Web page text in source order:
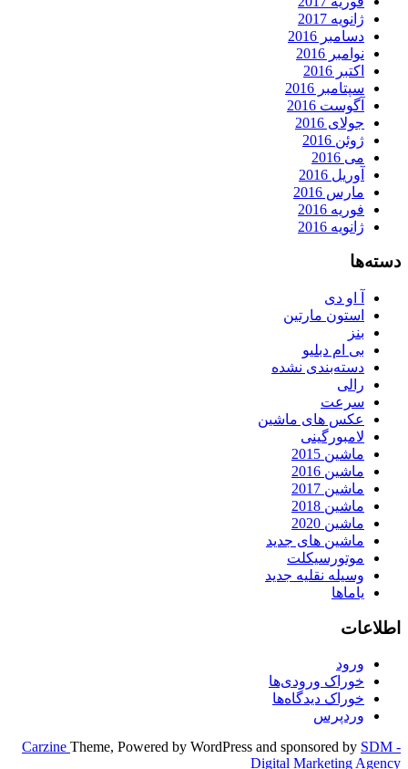
ژانویه 2017
دسامبر 2016
نوامبر 2016
اکتبر 2016
سپتامبر 2016
آگوست 2016
جولای 2016
ژوئن 2016
می 2016
آوریل 2016
مارس 2016
فوریه 2016
ژانویه 2016
دسته‌ها
آ او دی
استون مارتین
بنز
بی ام دبلیو
دسته‌بندی نشده
رالی
سرعت
عکس های ماشین
لامبورگینی
ماشین 2015
ماشین 2016
ماشین 2017
ماشین 2018
ماشین 2020
ماشین های جدید
موتورسیکلت
وسیله نقلیه جدید
یاماها
اطلاعات
ورود
خوراک ورودی‌ها
خوراک دیدگاه‌ها
وردپرس
Carzine Theme, Powered by WordPress and sponsored by SDM -
Digital Marketing Agency